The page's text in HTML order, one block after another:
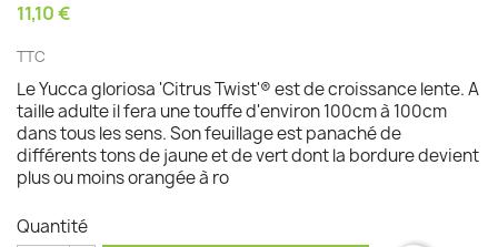
11,10 €
TTC
Le Yucca gloriosa 'Citrus Twist'® est de croissance lente. A
taille adulte il fera une touffe d'environ 100cm à 100cm
dans tous les sens. Son feuillage est panaché de
différents tons de jaune et de vert dont la bordure devient
plus ou moins orangée à ro
Quantité